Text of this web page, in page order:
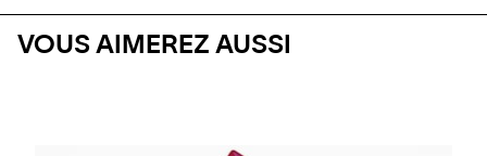
VOUS AIMEREZ AUSSI